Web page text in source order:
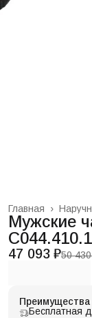
Главная ›
Мужские
47 093 ₽50
Преимущества
Бесплатная